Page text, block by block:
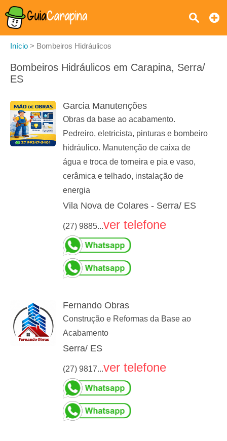
Início > Bombeiros Hidráulicos
Bombeiros Hidráulicos em Carapina, Serra/
ES
Garcia Manutenções
Obras da base ao acabamento.
Pedreiro, eletricista, pinturas e bombeiro
hidráulico. Manutenção de caixa de
água e troca de torneira e pia e vaso,
cerâmica e telhado, instalação de
energia
Vila Nova de Colares - Serra/ ES
(27) 9885...ver telefone
Fernando Obras
Construção e Reformas da Base ao
Acabamento
Serra/ ES
(27) 9817...ver telefone